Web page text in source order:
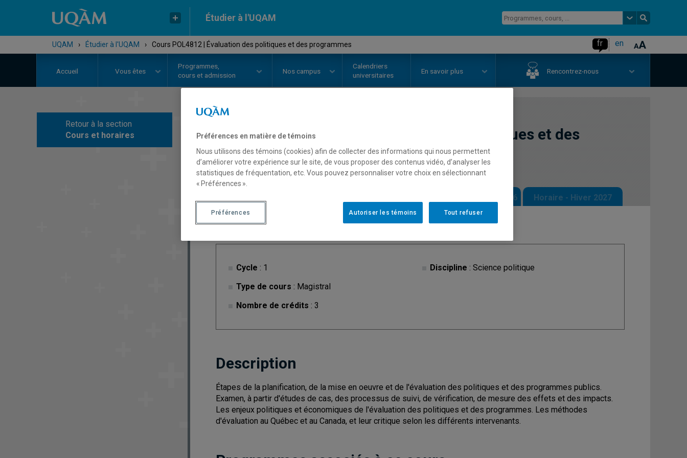
Étudier à l'UQAM
UQAM › Étudier à l'UQAM › Cours POL4812 | Évaluation des politiques et des programmes fr en
Accueil Vous êtes
Programmes,
cours et admission
Nos campus
Calendriers
universitaires
En savoir plus Rencontrez-nous
Retour à la section
Cours et horaires
COURS// POL4812
Évaluation des politiques et des
programmes
Horaire - Automne 2026 Horaire - Hiver 2027
Cycle : 1
Type de cours : Magistral
Nombre de crédits : 3
Discipline : Science politique
Description
Étapes de la planification, de la mise en oeuvre et de l'évaluation des politiques et des programmes publics.
Examen, à partir d'études de cas, des processus de suivi, de vérification, de mesure des effets et des impacts.
Les enjeux politiques et économiques de l'évaluation des politiques et des programmes. Les méthodes
d'évaluation au Québec et au Canada, et leur critique selon les différents intervenants.
Préférences en matière de témoins
Nous utilisons des témoins (cookies) afin de collecter des informations qui nous permettent
d’améliorer votre expérience sur le site, de vous proposer des contenus vidéo, d’analyser les
statistiques de fréquentation, etc. Vous pouvez personnaliser votre choix en sélectionnant
« Préférences ».
Tout refuser
Autoriser les témoins
Préférences